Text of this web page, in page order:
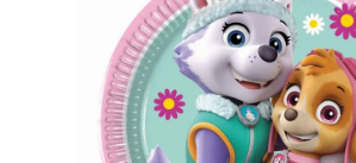
SVATEBNÍ DOPLŇKY
BARVY NA OBLIČEJ A VLASY
BLAHOPŘÁNÍ